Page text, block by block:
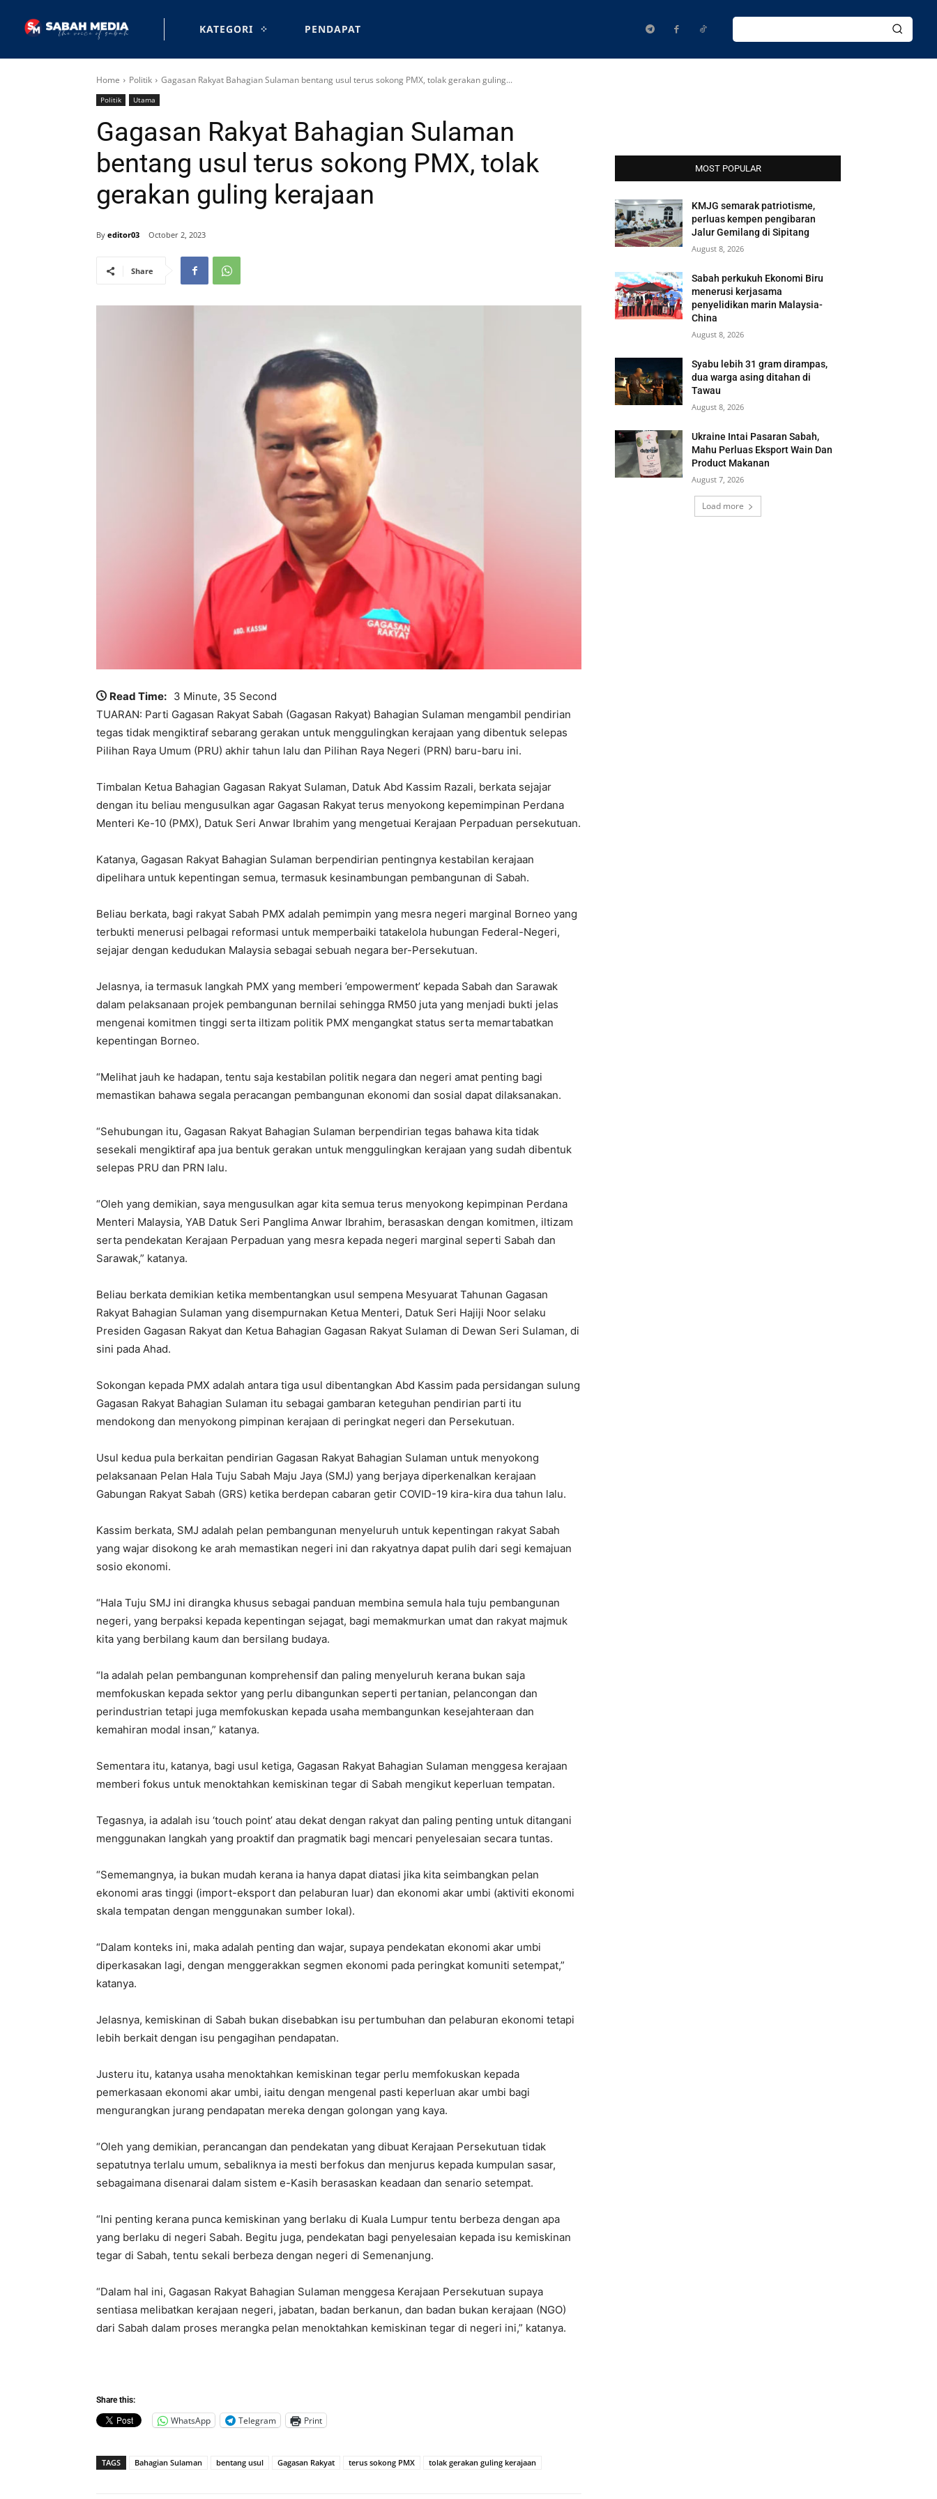
KATEGORI PENDAPAT
Home Politik Gagasan Rakyat Bahagian Sulaman bentang usul terus sokong PMX, tolak gerakan guling...
Politik Utama
Gagasan Rakyat Bahagian Sulaman
bentang usul terus sokong PMX, tolak
gerakan guling kerajaan
By editor03 October 2, 2023
Share
Read Time: 3 Minute, 35 Second
TUARAN: Parti Gagasan Rakyat Sabah (Gagasan Rakyat) Bahagian Sulaman mengambil pendirian
tegas tidak mengiktiraf sebarang gerakan untuk menggulingkan kerajaan yang dibentuk selepas
Pilihan Raya Umum (PRU) akhir tahun lalu dan Pilihan Raya Negeri (PRN) baru-baru ini.
Timbalan Ketua Bahagian Gagasan Rakyat Sulaman, Datuk Abd Kassim Razali, berkata sejajar
dengan itu beliau mengusulkan agar Gagasan Rakyat terus menyokong kepemimpinan Perdana
Menteri Ke-10 (PMX), Datuk Seri Anwar Ibrahim yang mengetuai Kerajaan Perpaduan persekutuan.
Katanya, Gagasan Rakyat Bahagian Sulaman berpendirian pentingnya kestabilan kerajaan
dipelihara untuk kepentingan semua, termasuk kesinambungan pembangunan di Sabah.
Beliau berkata, bagi rakyat Sabah PMX adalah pemimpin yang mesra negeri marginal Borneo yang
terbukti menerusi pelbagai reformasi untuk memperbaiki tatakelola hubungan Federal-Negeri,
sejajar dengan kedudukan Malaysia sebagai sebuah negara ber-Persekutuan.
Jelasnya, ia termasuk langkah PMX yang memberi ’empowerment’ kepada Sabah dan Sarawak
dalam pelaksanaan projek pembangunan bernilai sehingga RM50 juta yang menjadi bukti jelas
mengenai komitmen tinggi serta iltizam politik PMX mengangkat status serta memartabatkan
kepentingan Borneo.
“Melihat jauh ke hadapan, tentu saja kestabilan politik negara dan negeri amat penting bagi
memastikan bahawa segala peracangan pembangunan ekonomi dan sosial dapat dilaksanakan.
“Sehubungan itu, Gagasan Rakyat Bahagian Sulaman berpendirian tegas bahawa kita tidak
sesekali mengiktiraf apa jua bentuk gerakan untuk menggulingkan kerajaan yang sudah dibentuk
selepas PRU dan PRN lalu.
“Oleh yang demikian, saya mengusulkan agar kita semua terus menyokong kepimpinan Perdana
Menteri Malaysia, YAB Datuk Seri Panglima Anwar Ibrahim, berasaskan dengan komitmen, iltizam
serta pendekatan Kerajaan Perpaduan yang mesra kepada negeri marginal seperti Sabah dan
Sarawak,” katanya.
Beliau berkata demikian ketika membentangkan usul sempena Mesyuarat Tahunan Gagasan
Rakyat Bahagian Sulaman yang disempurnakan Ketua Menteri, Datuk Seri Hajiji Noor selaku
Presiden Gagasan Rakyat dan Ketua Bahagian Gagasan Rakyat Sulaman di Dewan Seri Sulaman, di
sini pada Ahad.
Sokongan kepada PMX adalah antara tiga usul dibentangkan Abd Kassim pada persidangan sulung
Gagasan Rakyat Bahagian Sulaman itu sebagai gambaran keteguhan pendirian parti itu
mendokong dan menyokong pimpinan kerajaan di peringkat negeri dan Persekutuan.
Usul kedua pula berkaitan pendirian Gagasan Rakyat Bahagian Sulaman untuk menyokong
pelaksanaan Pelan Hala Tuju Sabah Maju Jaya (SMJ) yang berjaya diperkenalkan kerajaan
Gabungan Rakyat Sabah (GRS) ketika berdepan cabaran getir COVID-19 kira-kira dua tahun lalu.
Kassim berkata, SMJ adalah pelan pembangunan menyeluruh untuk kepentingan rakyat Sabah
yang wajar disokong ke arah memastikan negeri ini dan rakyatnya dapat pulih dari segi kemajuan
sosio ekonomi.
“Hala Tuju SMJ ini dirangka khusus sebagai panduan membina semula hala tuju pembangunan
negeri, yang berpaksi kepada kepentingan sejagat, bagi memakmurkan umat dan rakyat majmuk
kita yang berbilang kaum dan bersilang budaya.
“Ia adalah pelan pembangunan komprehensif dan paling menyeluruh kerana bukan saja
memfokuskan kepada sektor yang perlu dibangunkan seperti pertanian, pelancongan dan
perindustrian tetapi juga memfokuskan kepada usaha membangunkan kesejahteraan dan
kemahiran modal insan,” katanya.
Sementara itu, katanya, bagi usul ketiga, Gagasan Rakyat Bahagian Sulaman menggesa kerajaan
memberi fokus untuk menoktahkan kemiskinan tegar di Sabah mengikut keperluan tempatan.
Tegasnya, ia adalah isu ‘touch point’ atau dekat dengan rakyat dan paling penting untuk ditangani
menggunakan langkah yang proaktif dan pragmatik bagi mencari penyelesaian secara tuntas.
“Sememangnya, ia bukan mudah kerana ia hanya dapat diatasi jika kita seimbangkan pelan
ekonomi aras tinggi (import-eksport dan pelaburan luar) dan ekonomi akar umbi (aktiviti ekonomi
skala tempatan dengan menggunakan sumber lokal).
“Dalam konteks ini, maka adalah penting dan wajar, supaya pendekatan ekonomi akar umbi
diperkasakan lagi, dengan menggerakkan segmen ekonomi pada peringkat komuniti setempat,”
katanya.
Jelasnya, kemiskinan di Sabah bukan disebabkan isu pertumbuhan dan pelaburan ekonomi tetapi
lebih berkait dengan isu pengagihan pendapatan.
Justeru itu, katanya usaha menoktahkan kemiskinan tegar perlu memfokuskan kepada
pemerkasaan ekonomi akar umbi, iaitu dengan mengenal pasti keperluan akar umbi bagi
mengurangkan jurang pendapatan mereka dengan golongan yang kaya.
“Oleh yang demikian, perancangan dan pendekatan yang dibuat Kerajaan Persekutuan tidak
sepatutnya terlalu umum, sebaliknya ia mesti berfokus dan menjurus kepada kumpulan sasar,
sebagaimana disenarai dalam sistem e-Kasih berasaskan keadaan dan senario setempat.
“Ini penting kerana punca kemiskinan yang berlaku di Kuala Lumpur tentu berbeza dengan apa
yang berlaku di negeri Sabah. Begitu juga, pendekatan bagi penyelesaian kepada isu kemiskinan
tegar di Sabah, tentu sekali berbeza dengan negeri di Semenanjung.
“Dalam hal ini, Gagasan Rakyat Bahagian Sulaman menggesa Kerajaan Persekutuan supaya
sentiasa melibatkan kerajaan negeri, jabatan, badan berkanun, dan badan bukan kerajaan (NGO)
dari Sabah dalam proses merangka pelan menoktahkan kemiskinan tegar di negeri ini,” katanya.
Share this:
WhatsApp Telegram Print
TAGS Bahagian Sulaman bentang usul Gagasan Rakyat terus sokong PMX tolak gerakan guling kerajaan
MOST POPULAR
KMJG semarak patriotisme,
perluas kempen pengibaran
Jalur Gemilang di Sipitang
August 8, 2026
Sabah perkukuh Ekonomi Biru
menerusi kerjasama
penyelidikan marin Malaysia-
China
August 8, 2026
Syabu lebih 31 gram dirampas,
dua warga asing ditahan di
Tawau
August 8, 2026
Ukraine Intai Pasaran Sabah,
Mahu Perluas Eksport Wain Dan
Product Makanan
August 7, 2026
Load more